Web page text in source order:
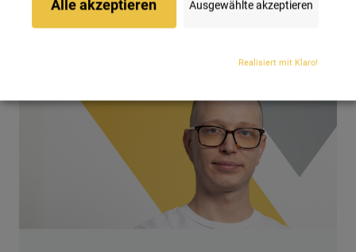
Ausgewählte akzeptieren
Alle akzeptieren
Realisiert mit Klaro!